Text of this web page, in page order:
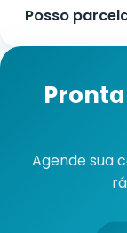
telefone qual
desejada
Posso
parcelas de
Agende sua